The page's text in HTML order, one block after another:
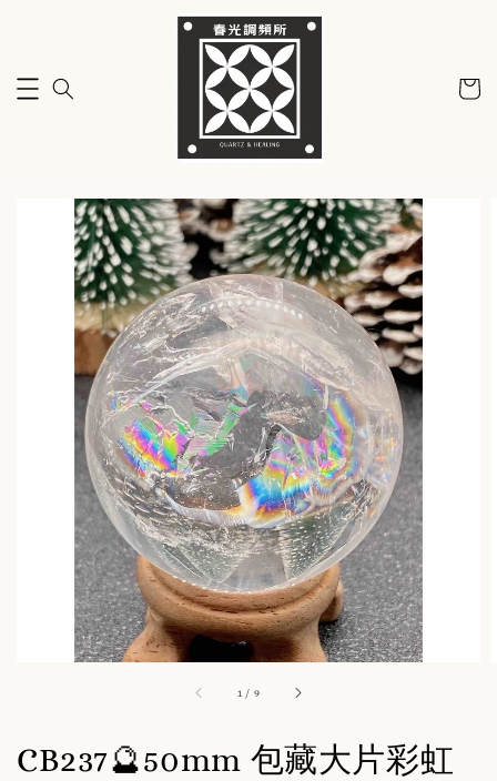
1 / 9
CB237🔮50mm 包藏大片彩虹